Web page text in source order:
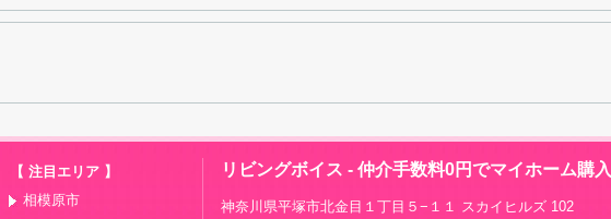
【 注目エリア 】
相模原市
リビングボイス - 仲介手数料0円でマイホーム購入
神奈川県平塚市北金目１丁目５−１１ スカイヒルズ 102